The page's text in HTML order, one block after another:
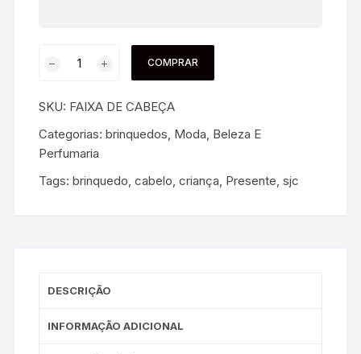
COMPRAR
SKU: FAIXA DE CABEÇA
Categorias:brinquedos, Moda, Beleza E
Perfumaria
Tags:brinquedo,cabelo,criança, Presente,sjc
DESCRIÇÃO
INFORMAÇÃO ADICIONAL